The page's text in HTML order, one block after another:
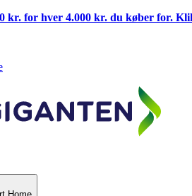
kr. for hver 4.000 kr. du køber for.